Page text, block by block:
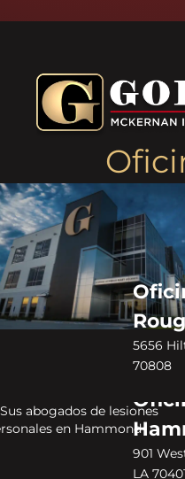
5656
70808
901
LA